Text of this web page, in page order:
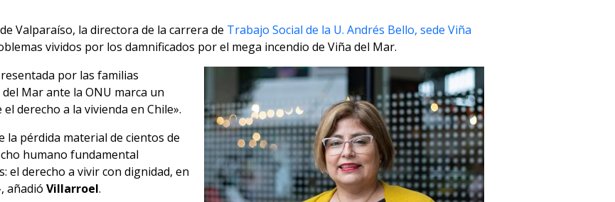
Valparaíso, la directora de la carrera de Trabajo Social de la U. Andrés Bello, sede Viña
vividos por los damnificados por el mega incendio de Viña del Mar.
por las familias
Mar ante la ONU marca un
derecho a la vivienda en Chile».
la pérdida material de cientos de
humano fundamental
el derecho a vivir con dignidad, en
añadió Villarroel.